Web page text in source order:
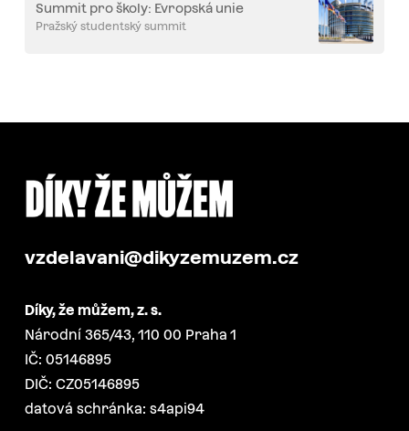
Summit pro školy: Evropská unie
Pražský studentský summit
vzdelavani@dikyzemuzem.cz
Díky, že můžem, z. s.
Národní 365/43, 110 00 Praha 1
IČ: 05146895
DIČ: CZ05146895
datová schránka: s4api94